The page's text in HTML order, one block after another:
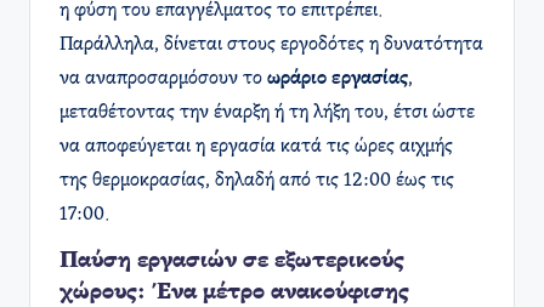
η φύση του επαγγέλματος το επιτρέπει.
Παράλληλα, δίνεται στους εργοδότες η δυνατότητα
να αναπροσαρμόσουν το ωράριο εργασίας,
μεταθέτοντας την έναρξη ή τη λήξη του, έτσι ώστε
να αποφεύγεται η εργασία κατά τις ώρες αιχμής
της θερμοκρασίας, δηλαδή από τις 12:00 έως τις
17:00.
Παύση εργασιών σε εξωτερικούς
χώρους: Ένα μέτρο ανακούφισης